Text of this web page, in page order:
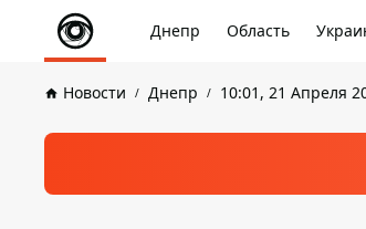
Днепр Область
Новости Днепр 10:01, 21 Апреля